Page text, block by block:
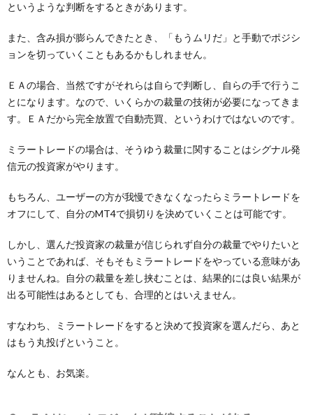
というような判断をするときがあります。
また、含み損が膨らんできたとき、「もうムリだ」と手動でポジシ
ョンを切っていくこともあるかもしれません。
ＥＡの場合、当然ですがそれらは自らで判断し、自らの手で行うこ
とになります。なので、いくらかの裁量の技術が必要になってきま
す。ＥＡだから完全放置で自動売買、というわけではないのです。
ミラートレードの場合は、そうゆう裁量に関することはシグナル発
信元の投資家がやります。
もちろん、ユーザーの方が我慢できなくなったらミラートレードを
オフにして、自分のMT4で損切りを決めていくことは可能です。
しかし、選んだ投資家の裁量が信じられず自分の裁量でやりたいと
いうことであれば、そもそもミラートレードをやっている意味があ
りませんね。自分の裁量を差し挟むことは、結果的には良い結果が
出る可能性はあるとしても、合理的とはいえません。
すなわち、ミラートレードをすると決めて投資家を選んだら、あと
はもう丸投げということ。
なんとも、お気楽。